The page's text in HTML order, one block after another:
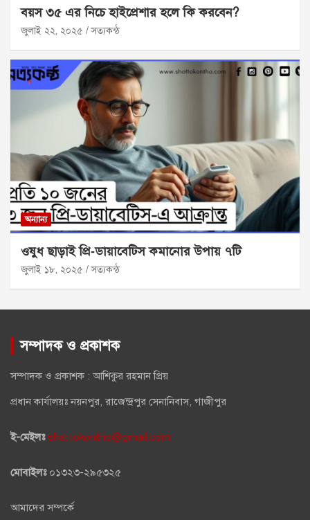
বয়স ৩৫ এর নিচে হাইপ্রেশার হলে কি করবেন?
জুলাই ২২, ২০২৫ সত্যকন্ঠ
অন্যান্য
ওষুধ ছাড়াই প্রি‑ডায়াবেটিস কমানোর উপায় ৭টি
জুলাই ১৮, ২০২৫ সত্যকন্ঠ
সম্পাদক ও প্রকাশক
সম্পাদক ও প্রকাশক : আশিকুর রহমান প্রিয়
প্রধান কার্যালয়ঃ নয়নপুর, রাজেন্দ্রপুর সেনানিবাস, গাজীপুর
ই-মেইলঃ shattokontho@gmail.com
মোবাইলঃ০১৩২৩-২৯৫৩২৫
আমাদের সম্পর্কে